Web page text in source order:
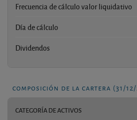
Frecuencia de cálculo valor liquidativo
Día de cálculo
Dividendos
composición de la cartera (31/12/
CATEGORÍA DE ACTIVOS